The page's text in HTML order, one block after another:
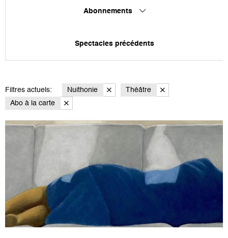
Abonnements
Spectacles précédents
Filtres actuels: Nuithonie
Théâtre
Abo à la carte